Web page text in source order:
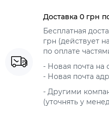
Доставка 0 грн
Бесплатная
грн (действует
по оплате
- Новая почта на
- Новая почта
- Другими
(уточнять у